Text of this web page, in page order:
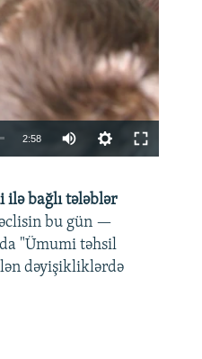
2:58
360p
480p
720p
bağlı tələblər
bu gün —
"Ümumi təhsil
dəyişikliklərdə